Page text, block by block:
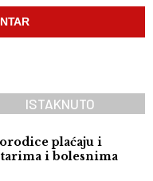
ISTAKNUTO
plaćaju i
i bolesnima